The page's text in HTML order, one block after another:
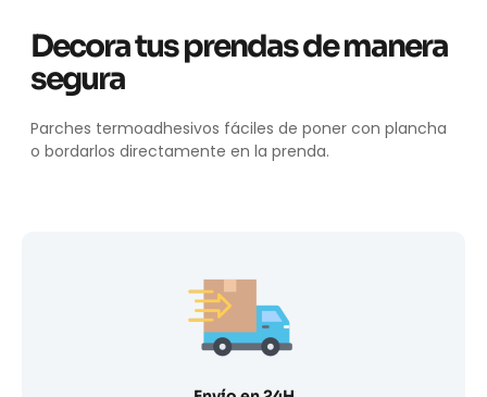
Decora tus prendas de manera
segura
Parches termoadhesivos fáciles de poner con plancha
o bordarlos directamente en la prenda.